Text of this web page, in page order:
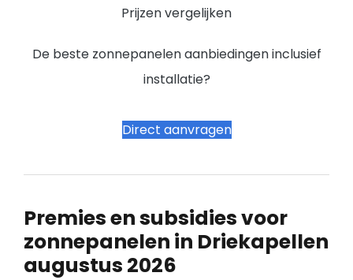
Prijzen vergelijken
De beste zonnepanelen aanbiedingen inclusief
installatie?
Direct aanvragen
Premies en subsidies voor
zonnepanelen in Driekapellen
augustus 2026